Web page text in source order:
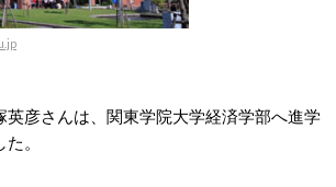
英彦さんは、関東学院大学経済学部へ進学
。